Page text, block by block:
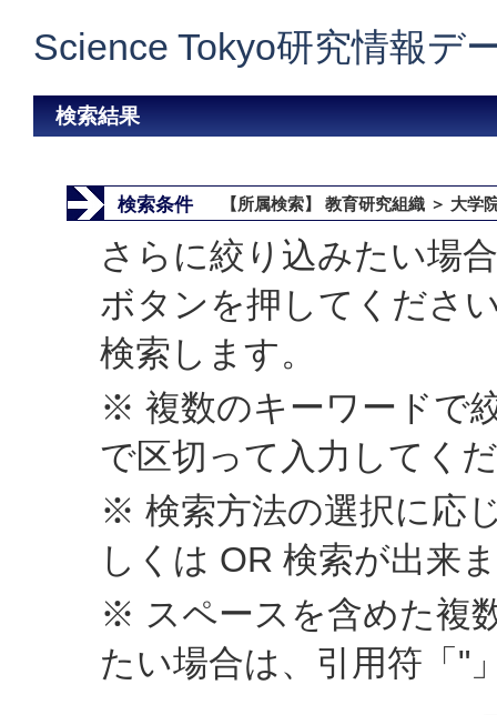
Science Tokyo研究情報デ
検索結果
検索条件 【所属検索】 教育研究組織 ＞ 大学
さらに絞り込みたい場
ボタンを押してくださ
検索します。
※ 複数のキーワードで
で区切って入力してく
※ 検索方法の選択に応
しくは OR 検索が出来
※ スペースを含めた複
たい場合は、引用符「"